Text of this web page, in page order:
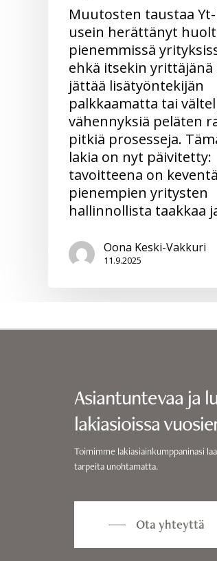
Muutosten taustaa
usein herättänyt
pienemmissä
ehkä itsekin
jättää lisätyöntekijän
palkkaamatta tai
vähennyksiä peläten
pitkiä prosesseja.
lakia on nyt päivitetty:
tavoitteena on
pienempien yritysten
hallinnollista taakkaa
Oona Keski-Vakkuri
11.9.2025
Asiantuntevaa ja
lakiasioissa
Toimimme lakiasiainkumppaninasi
tarpeita unohtamatta.
Ota yhteyttä